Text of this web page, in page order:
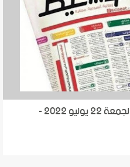
وظائف الوسيط القاهرة و الجيزة الجمعة 22 يوليو 2022 -